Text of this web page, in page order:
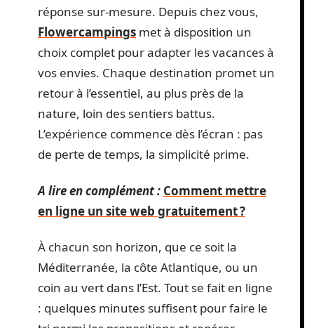
réponse sur-mesure. Depuis chez vous,
Flowercampings met à disposition un
choix complet pour adapter les vacances à
vos envies. Chaque destination promet un
retour à l’essentiel, au plus près de la
nature, loin des sentiers battus.
L’expérience commence dès l’écran : pas
de perte de temps, la simplicité prime.
A lire en complément : Comment mettre
en ligne un site web gratuitement ?
À chacun son horizon, que ce soit la
Méditerranée, la côte Atlantique, ou un
coin au vert dans l’Est. Tout se fait en ligne
: quelques minutes suffisent pour faire le